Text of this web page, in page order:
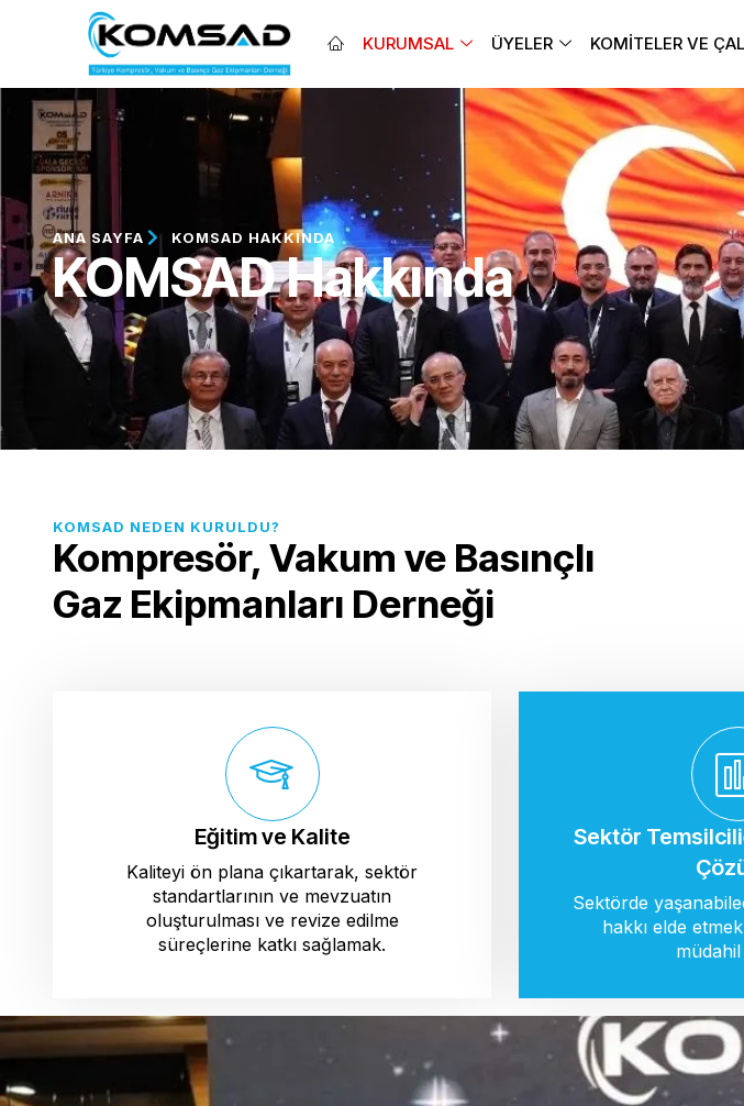
KURUMSAL ÜYELER KOMITELER VE
ANA SAYFA KOMSAD HAKKINDA
KOMSAD Hakkında
KOMSAD NEDEN KURULDU?
Kompresör, Vakum ve Basınçlı
Gaz Ekipmanları Derneği
Eğitim ve Kalite
Kaliteyi ön plana çıkartarak, sektör
standartlarının ve mevzuatın
oluşturulması ve revize edilme
süreçlerine katkı sağlamak.
Sektör
Sektörde
hakkı elde